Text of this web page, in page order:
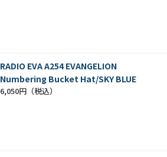
RADIO EVA A254 EVANGELION
Numbering Bucket Hat/SKY BLUE
6,050円